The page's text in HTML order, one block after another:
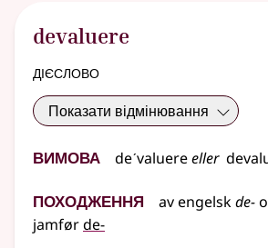
devaluere
дієслово
Показати відмінювання
Вимова deˊvaluereeller
Походження avengelskde-
jamførde-